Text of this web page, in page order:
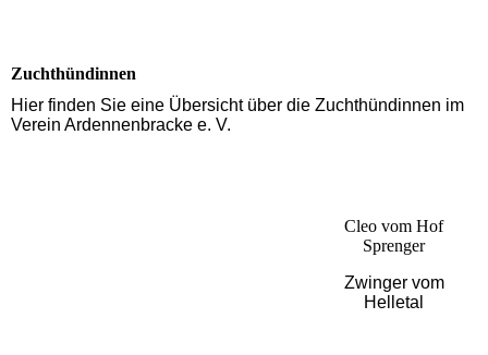
Zuchthündinnen
Hier finden Sie eine Übersicht über die Zuchthündinnen im
Verein Ardennenbracke e. V.
Cleo vom Hof
Sprenger
Zwinger vom
Helletal